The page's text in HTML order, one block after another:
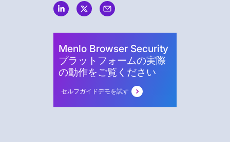
Menlo Browser Security
プラットフォームの実際
の動作をご覧ください
セルフガイドデモを試す